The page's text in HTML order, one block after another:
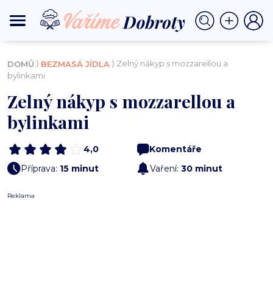
DOMŮ ⟩ BEZMASÁ JÍDLA ⟩ Zelný nákyp s mozzarellou a
bylinkami
Zelný nákyp s mozzarellou a
bylinkami
4,0
Komentáře
Příprava: 15 minut Vaření: 30 minut
Reklama